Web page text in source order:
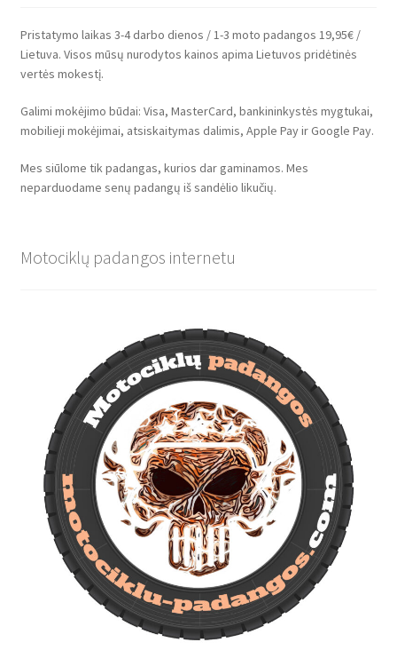
Pristatymo laikas 3-4 darbo dienos / 1-3 moto padangos 19,95€ /
Lietuva. Visos mūsų nurodytos kainos apima Lietuvos pridėtinės
vertės mokestį.
Galimi mokėjimo būdai: Visa, MasterCard, bankininkystės mygtukai,
mobilieji mokėjimai, atsiskaitymas dalimis, Apple Pay ir Google Pay.
Mes siūlome tik padangas, kurios dar gaminamos. Mes
neparduodame senų padangų iš sandėlio likučių.
Motociklų padangos internetu